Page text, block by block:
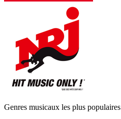
Genres musicaux les plus populaires